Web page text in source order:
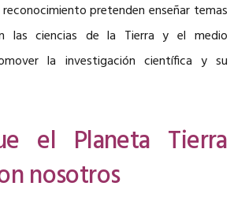
pretenden enseñar temas
las ciencias de la Tierra y el medio
la investigación científica y su
el Planeta Tierra
nosotros